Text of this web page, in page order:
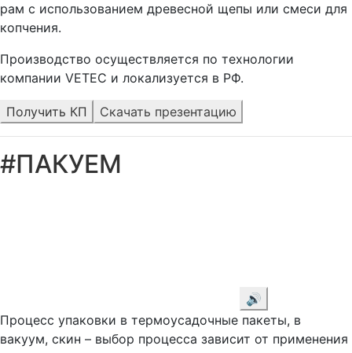
рам с использованием древесной щепы или смеси для
копчения.
Производство осуществляется по технологии
компании VETEC и локализуется в РФ.
Получить КП Скачать презентацию
#ПАКУЕМ
🔊
Процесс упаковки в термоусадочные пакеты, в
вакуум, скин – выбор процесса зависит от применения